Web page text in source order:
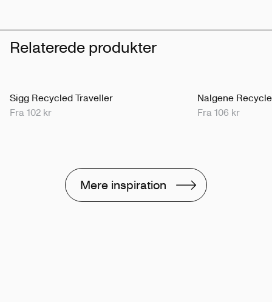
Relaterede produkter
Sigg Recycled Traveller
Fra 102 kr
Nalgene
Fra 106 kr
Mere inspiration